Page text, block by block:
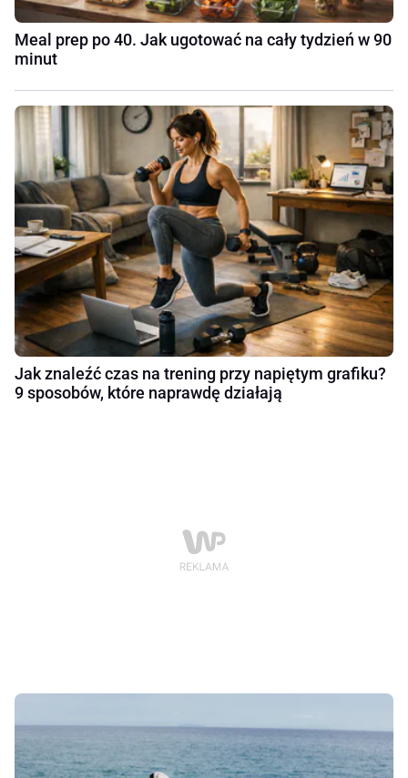
Meal prep po 40. Jak ugotować na cały tydzień w 90
minut
Jak znaleźć czas na trening przy napiętym grafiku?
9 sposobów, które naprawdę działają